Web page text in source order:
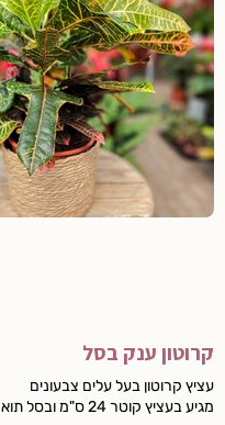
קרוטון ענק בסל
עציץ קרוטון בעל עלים צבעונים
מגיע בעציץ קוטר 24 ס"מ ובסל תואם